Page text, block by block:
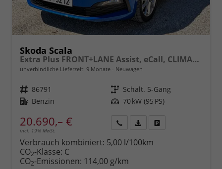
Skoda Scala
Extra Plus FRONT+LANE Assist, eCall, CLIMATRONIC, Berganfahrassistent, FULL LED, Einparkhilfe, KESSY, Sitzhzg., Tempomat + Speedlimiter, ISOFIX, SmartLink, 16" ALU, uvm.
unverbindliche Lieferzeit: 9 Monate Neuwagen
Fahrzeugnr. 86791 Getriebe Schalt. 5-Gang
Kraftstoff Benzin Leistung 70 kW (95 PS)
20.690,– €
incl. 19% MwSt.
anfordern
Datei,
Verbrauch kombiniert: 5,00 l/100km
CO2-Klasse: C
CO2-Emissionen: 114,00 g/km